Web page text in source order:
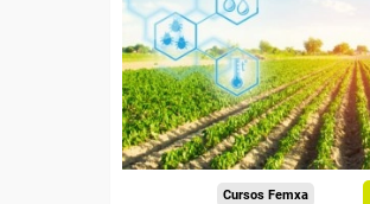
Para desempleados,
trabajadores y autónomos.
Sector
-Agricultura y Ganadería.
Cursos Femxa